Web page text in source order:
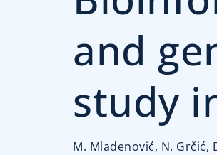
and
study
M. Mladenović, N.